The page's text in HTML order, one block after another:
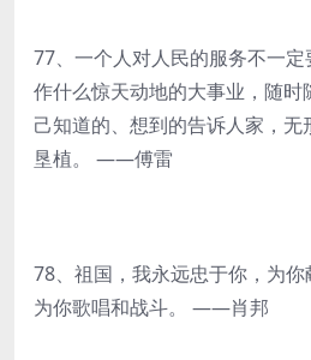
77、一个人对人民的服务不一
作什么惊天动地的大事业，随时
己知道的、想到的告诉人家，无
垦植。 ——傅雷
78、祖国，我永远忠于你，为
为你歌唱和战斗。 ——肖邦